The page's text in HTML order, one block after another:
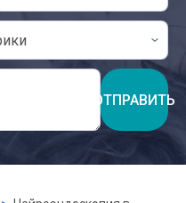
ОТПРАВИТЬ